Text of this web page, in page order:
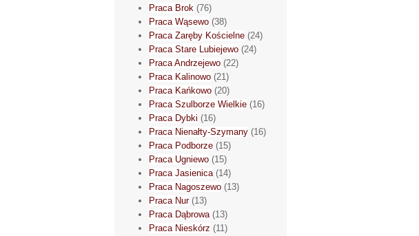
Praca Brok (76)
Praca Wąsewo (38)
Praca Zaręby Kościelne (24)
Praca Stare Lubiejewo (24)
Praca Andrzejewo (22)
Praca Kalinowo (21)
Praca Kańkowo (20)
Praca Szulborze Wielkie (16)
Praca Dybki (16)
Praca Nienałty-Szymany (16)
Praca Podborze (15)
Praca Ugniewo (15)
Praca Jasienica(14)
Praca Nagoszewo (13)
Praca Nur(13)
Praca Dąbrowa(13)
Praca Nieskórz (11)